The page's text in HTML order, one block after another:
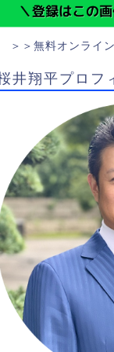
＞＞無料オンライ
井翔平プロフ